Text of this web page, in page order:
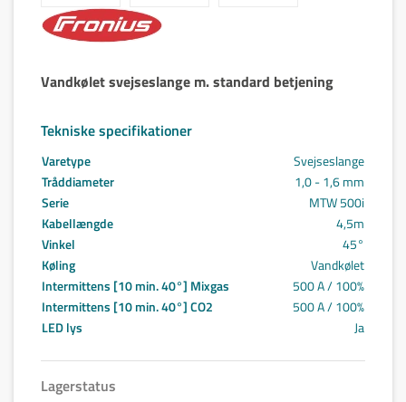
Vandkølet svejseslange m. standard betjening
Tekniske specifikationer
Varetype
Svejseslange
Tråddiameter
1,0 - 1,6 mm
Serie
MTW 500i
Kabellængde
4,5m
Vinkel
45°
Køling
Vandkølet
Intermittens [10 min. 40°] Mixgas
500 A / 100%
Intermittens [10 min. 40°] CO2
500 A / 100%
LED lys
Ja
Lagerstatus